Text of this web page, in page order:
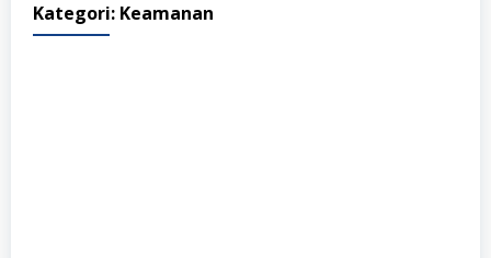
Kategori: Keamanan